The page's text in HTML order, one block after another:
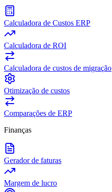
Calculadora de Custos ERP
Calculadora de ROI
Calculadora de custos de migração
Otimização de custos
Comparações de ERP
Finanças
Gerador de faturas
Margem de lucro